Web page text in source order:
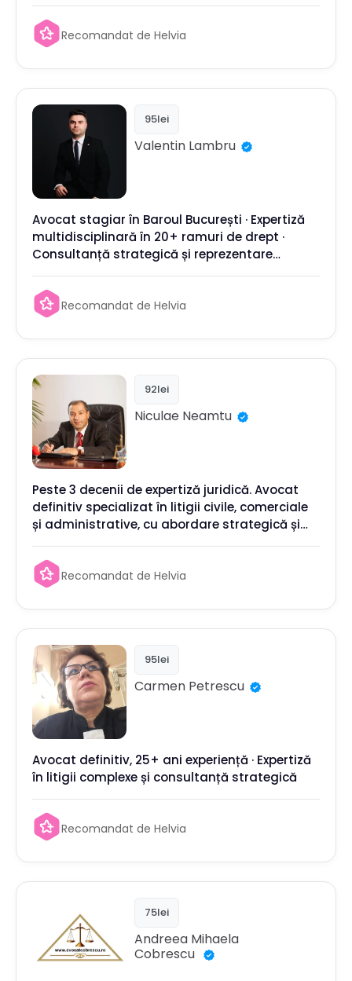
Recomandat de Helvia
95lei
Valentin Lambru
Avocat stagiar în Baroul București · Expertiză
multidisciplinară în 20+ ramuri de drept ·
Consultanță strategică și reprezentare
Recomandat de Helvia
92lei
Niculae Neamtu
Peste 3 decenii de expertiză juridică. Avocat
definitiv specializat în litigii civile, comerciale
și administrative, cu abordare strategică și
Recomandat de Helvia
95lei
Carmen Petrescu
Avocat definitiv, 25+ ani experiență · Expertiză
în litigii complexe și consultanță strategică
Recomandat de Helvia
75lei
Andreea Mihaela
Cobrescu